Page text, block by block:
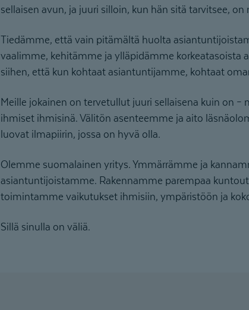
sellaisen avun, ja juuri silloin, kun hän sitä tarvitsee, on
Tiedämme, että vain pitämältä huolta
vaalimme, kehitämme ja ylläpidämme korkeatasoista
siihen, että kun kohtaat asiantuntijamme, kohtaat
Meille jokainen on tervetullut juuri sellaisena kuin on
ihmiset ihmisinä. Välitön asenteemme ja aito
luovat ilmapiirin, jossa on hyvä olla.
Olemme suomalainen yritys. Ymmärrämme ja
asiantuntijoistamme. Rakennamme parempaa
toimintamme vaikutukset ihmisiin, ympäristöön ja
Sillä sinulla on väliä.